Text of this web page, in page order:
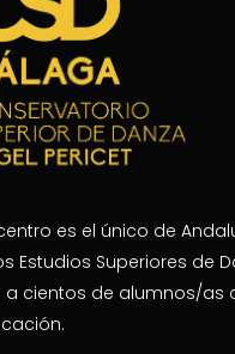
es el único de
Estudios Superiores de
cientos de alumnos/as